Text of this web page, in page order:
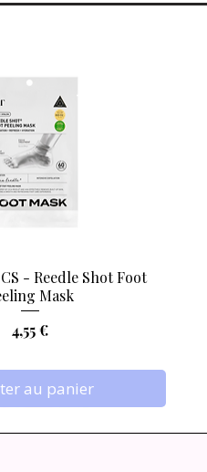
rapide
- Reedle Shot Foot
Mask
Prix
4,55 €
au panier